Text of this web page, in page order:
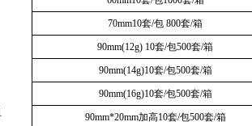
70mm10套/包 800套/箱
90mm(12g) 10套/包500套/箱
90mm(14g)10套/包500套/箱
90mm(16g)10套/包500套/箱
90mm*20mm加高10套/包500套/箱